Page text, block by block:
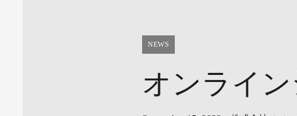
NEWS
オンライ